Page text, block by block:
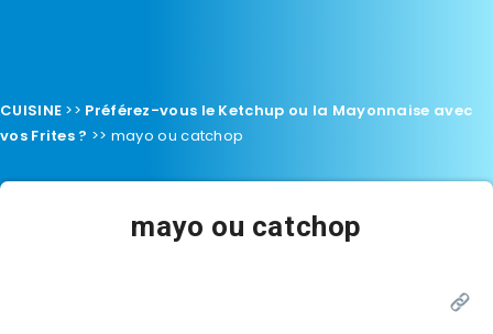
CUISINE >> Préférez-vous le Ketchup ou la Mayonnaise avec
vos Frites ? >> mayo ou catchop
mayo ou catchop